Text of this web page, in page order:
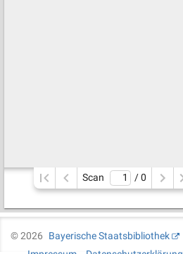
Scan / 0
©2026
Bayerische Staatsbibliothek